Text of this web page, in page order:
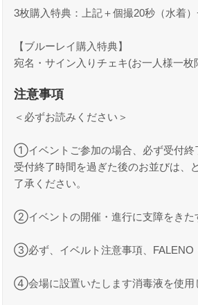
3枚購入特典：上記＋個撮20秒（水着
【ブルーレイ購入特典】
宛名・サイン入りチェキ(お一人様一枚
注意事項
＜必ずお読みください＞
①イベントご参加の場合、必ず受付終
受付終了時間を過ぎた後のお並びは、
了承ください。
②イベントの開催・進行に支障をきた
③必ず、イベルト注意事項、FALENO
④会場に設置いたします消毒液を使用